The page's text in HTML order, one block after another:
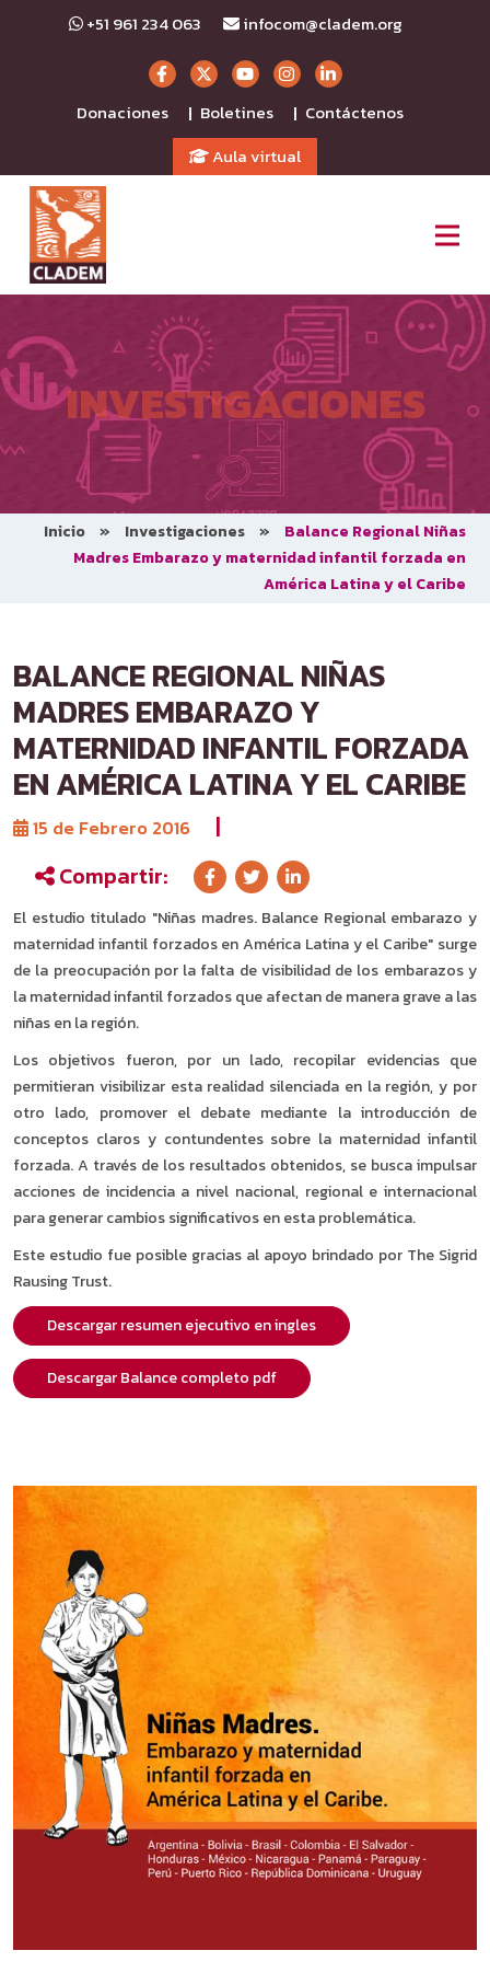
+51 961 234 063 infocom@cladem.org
Donaciones | Boletines | Contáctenos
Aula virtual
INVESTIGACIONES
Inicio » Investigaciones »
Balance Regional Niñas
Madres Embarazo y maternidad infantil forzada en
América Latina y el Caribe
BALANCE REGIONAL NIÑAS
MADRES EMBARAZO Y
MATERNIDAD INFANTIL FORZADA
EN AMÉRICA LATINA Y EL CARIBE
15 de Febrero 2016
|
Compartir:
El estudio titulado "Niñas madres. Balance Regional embarazo y
maternidad infantil forzados en América Latina y el Caribe" surge
de la preocupación por la falta de visibilidad de los embarazos y
la maternidad infantil forzados que afectan de manera grave a las
niñas en la región.
Los objetivos fueron, por un lado, recopilar evidencias que
permitieran visibilizar esta realidad silenciada en la región, y por
otro lado, promover el debate mediante la introducción de
conceptos claros y contundentes sobre la maternidad infantil
forzada. A través de los resultados obtenidos, se busca impulsar
acciones de incidencia a nivel nacional, regional e internacional
para generar cambios significativos en esta problemática.
Este estudio fue posible gracias al apoyo brindado por The Sigrid
Rausing Trust.
Descargar resumen ejecutivo en ingles
Descargar Balance completo pdf